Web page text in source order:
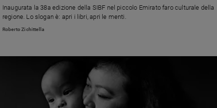
Inaugurata la 38a edizione della SIBF nel piccolo Emirato faro culturale della
regione. Lo slogan è: apri i libri, apri le menti.
Roberto Zichittella